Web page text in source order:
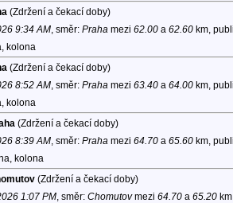
(Zdržení a čekací doby)
9:34 AM, směr: Praha mezi 62.00a 62.60km,
kolona
(Zdržení a čekací doby)
8:52 AM, směr: Praha mezi 63.40a 64.00km,
kolona
(Zdržení a čekací doby)
8:39 AM, směr: Praha mezi 64.70a 65.60km,
kolona
(Zdržení a čekací doby)
1:07 PM, směr: Chomutovmezi 64.70a 65.20